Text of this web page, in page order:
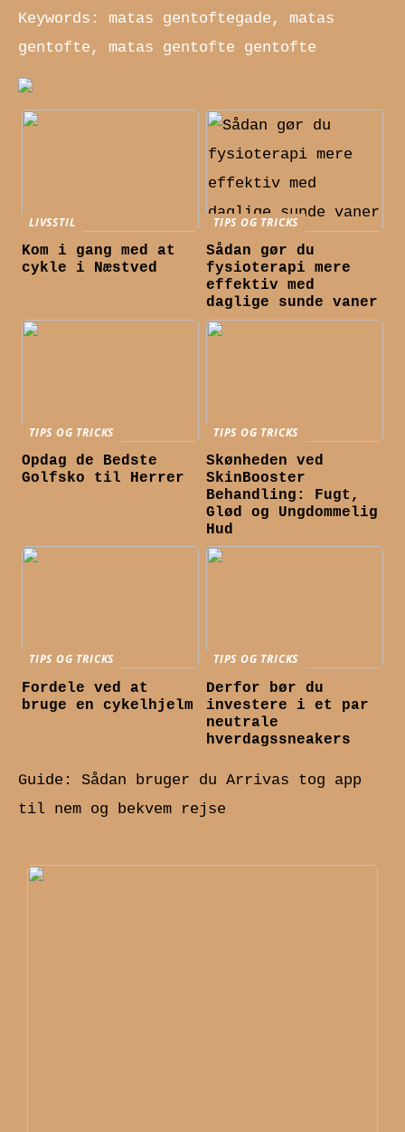
Keywords: matas gentoftegade, matas
gentofte, matas gentofte gentofte
LIVSSTIL
Kom i gang med at
cykle i Næstved
TIPS OG TRICKS
Sådan gør du
fysioterapi mere
effektiv med
daglige sunde vaner
TIPS OG TRICKS
Opdag de Bedste
Golfsko til Herrer
TIPS OG TRICKS
Skønheden ved
SkinBooster
Behandling: Fugt,
Glød og Ungdommelig
Hud
TIPS OG TRICKS
Fordele ved at
bruge en cykelhjelm
TIPS OG TRICKS
Derfor bør du
investere i et par
neutrale
hverdagssneakers
Guide: Sådan bruger du Arrivas tog app
til nem og bekvem rejse